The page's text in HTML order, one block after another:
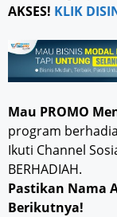
AKSES! KLIK
Mau PROMO
program
Ikuti Channel
BERHADIAH.
Pastikan Nama
Berikutnya!